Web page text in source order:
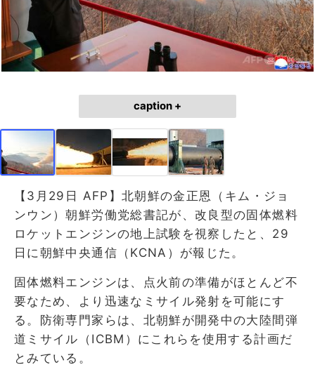
caption +
【3月29日 AFP】北朝鮮の金正恩（キム・ジョ
ンウン）朝鮮労働党総書記が、改良型の固体燃料
ロケットエンジンの地上試験を視察したと、29
日に朝鮮中央通信（KCNA）が報じた。
固体燃料エンジンは、点火前の準備がほとんど不
要なため、より迅速なミサイル発射を可能にす
る。防衛専門家らは、北朝鮮が開発中の大陸間弾
道ミサイル（ICBM）にこれらを使用する計画だ
とみている。